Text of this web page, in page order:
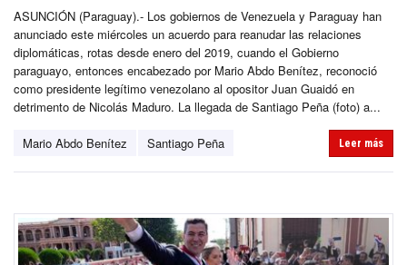
ASUNCIÓN (Paraguay).- Los gobiernos de Venezuela y Paraguay han
anunciado este miércoles un acuerdo para reanudar las relaciones
diplomáticas, rotas desde enero del 2019, cuando el Gobierno
paraguayo, entonces encabezado por Mario Abdo Benítez, reconoció
como presidente legítimo venezolano al opositor Juan Guaidó en
detrimento de Nicolás Maduro. La llegada de Santiago Peña (foto) a...
Mario Abdo Benítez Santiago Peña Leer más